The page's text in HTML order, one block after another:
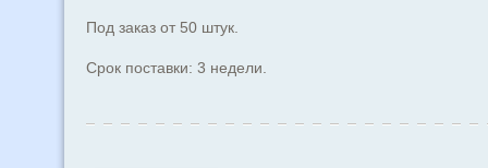
Под заказ от 50 штук.
Срок поставки: 3 недели.